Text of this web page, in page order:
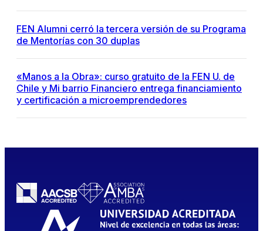
FEN Alumni cerró la tercera versión de su Programa
de Mentorías con 30 duplas
«Manos a la Obra»: curso gratuito de la FEN U. de
Chile y Mi barrio Financiero entrega financiamiento
y certificación a microemprendedores